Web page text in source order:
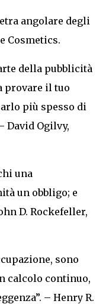
angolare degli
Cosmetics.
della pubblicità
provare il tuo
più spesso di
David Ogilvy,
una
un obbligo; e
D. Rockefeller,
sono
calcolo continuo,
– Henry R.